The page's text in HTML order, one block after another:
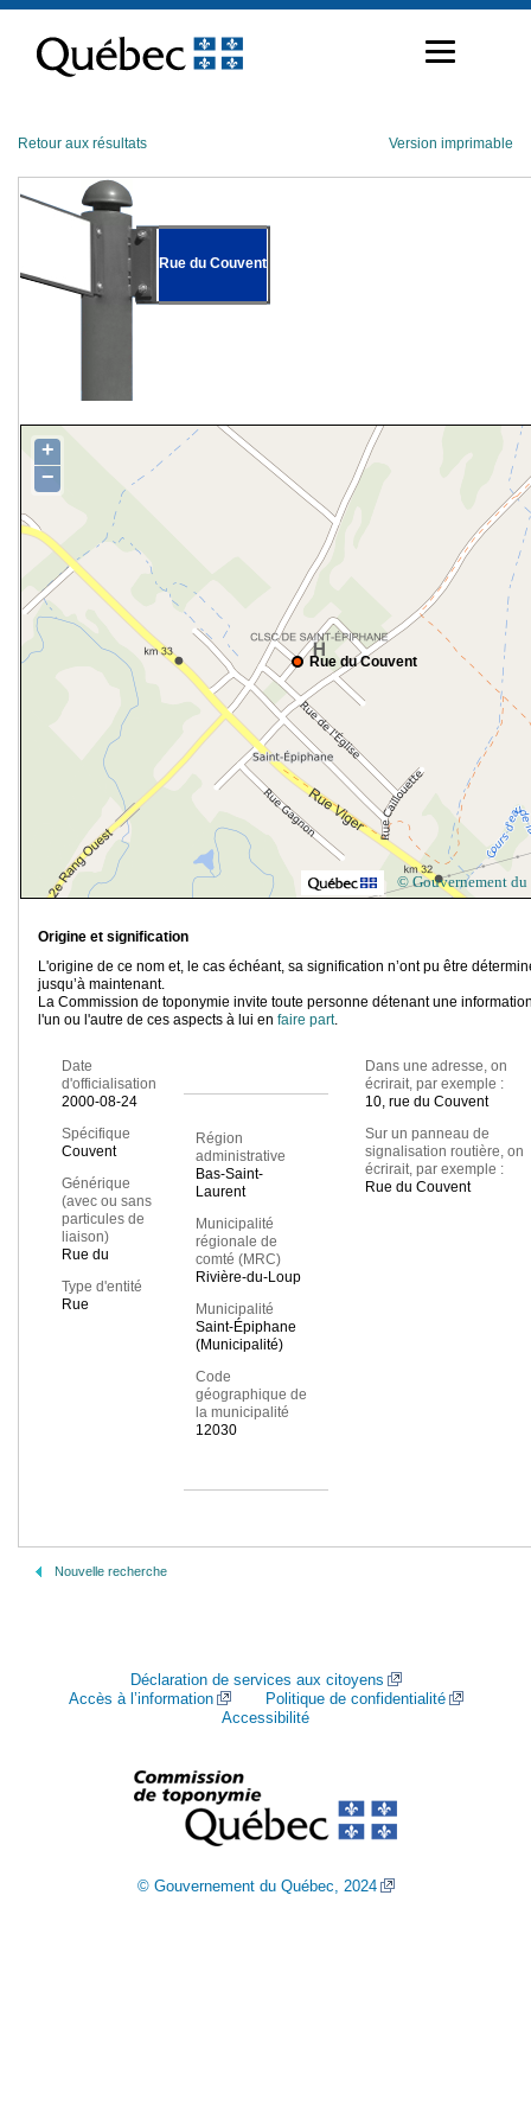
contenu
Retour aux résultats Version imprimable
Rue du Couvent
Rue du Couvent
+
−
© Gouvernement du
Origine et signification
L'origine de ce nom et, le cas échéant, sa signification n’ont pu être
jusqu’à maintenant.
La Commission de toponymie invite toute personne détenant une
l'un ou l'autre de ces aspects à lui en faire part.
Date
d'officialisation
2000-08-24
Spécifique
Couvent
Générique
(avec ou sans
particules de
liaison)
Rue du
Type d'entité
Rue
Région
administrative
Bas-Saint-
Laurent
Municipalité
régionale de
comté (MRC)
Rivière-du-Loup
Municipalité
Saint-Épiphane
(Municipalité)
Code
géographique de
la municipalité
12030
Dans une adresse, on
écrirait, par exemple :
10, rue du Couvent
Sur un panneau de
signalisation routière, on
écrirait, par exemple :
Rue du Couvent
Nouvelle recherche
Déclaration de services aux citoyens
Accès à l’information
Politique de confidentialité
Accessibilité
© Gouvernement du Québec, 2024